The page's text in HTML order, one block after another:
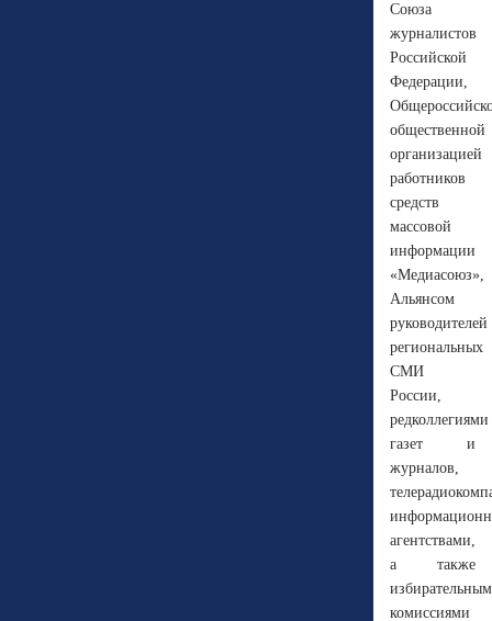
Союза
журналистов
Российской
Федерации,
общественной
организацией
работников
средств
массовой
информации
«Медиасоюз»,
Альянсом
руководителей
региональных
СМИ
России,
редколлегиями
газет и
журналов,
агентствами,
а также
комиссиями